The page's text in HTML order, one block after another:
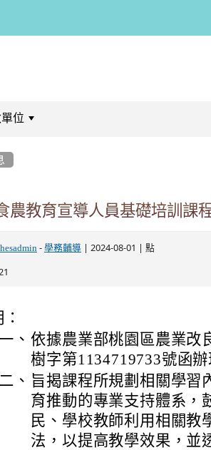
位
農教育宣導人員基礎培訓課
- 學務輔導 | 2024-08-01 | 點
一、 依據農業部桃園區農業改
樹字第1134719733號函辦
二、 旨揭課程所規劃相關學習
育推動的專業支持體系，
民、學校教師利用相關教
法，以提高教學效果，並